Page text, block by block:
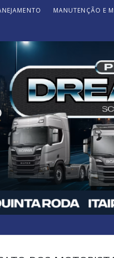
MANUTENÇÃO E